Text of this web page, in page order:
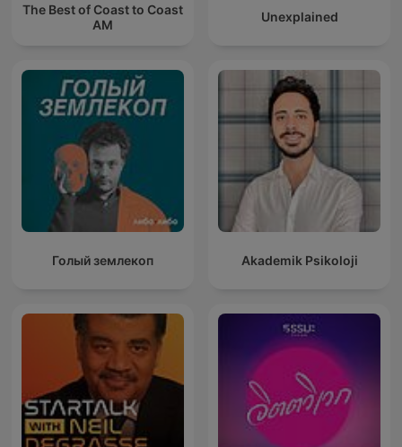
The Best of Coast to Coast
AM
Unexplained
Голый землекоп Akademik Psikoloji